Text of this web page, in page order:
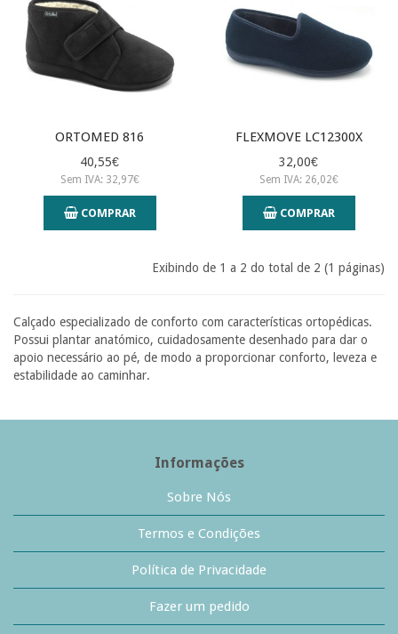
ORTOMED 816
40,55€
Sem IVA: 32,97€
COMPRAR
FLEXMOVE LC12300X
32,00€
Sem IVA: 26,02€
COMPRAR
Exibindo de 1 a 2 do total de 2 (1 páginas)
Calçado especializado de conforto com características ortopédicas.
Possui plantar anatómico, cuidadosamente desenhado para dar o
apoio necessário ao pé, de modo a proporcionar conforto, leveza e
estabilidade ao caminhar.
Informações
Sobre Nós
Termos e Condições
Política de Privacidade
Fazer um pedido